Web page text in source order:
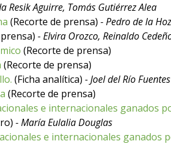
Resik Aguirre, Tomás Gutiérrez Alea
(Recorte de prensa) - Pedro de la
- Elvira Orozco, Reinaldo
(Recorte de prensa)
(Recorte de prensa)
(Ficha analítica) - Joel del Río Fuentes
(Recorte de prensa)
e internacionales ganados
- María Eulalia Douglas
e internacionales ganados